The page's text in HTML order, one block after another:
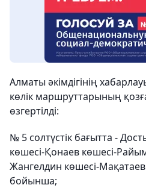
Алматы әкімдігінің
көлік маршруттарының
өзгертілді:
№ 5 солтүстік бағытта -
көшесі-Қонаев көшесі-
Жангелдин көшесі-
бойынша;